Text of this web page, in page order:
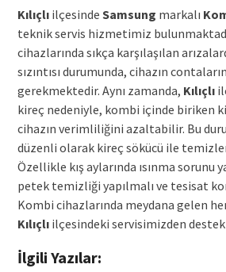
Kılıçlıilçesinde Samsung markalı
teknik servis hizmetimiz
cihazlarında sıkça karşılaşılan
sızıntısı durumunda, cihazın
gerekmektedir. Aynı zamanda, Kılıçlı
kireç nedeniyle, kombi içinde biriken
cihazın verimliliğini azaltabilir. Bu
düzenli olarak kireç sökücü ile
Özellikle kış aylarında ısınma sorunu
petek temizliği yapılmalı ve tesisat
Kombi cihazlarında meydana gelen
Kılıçlıilçesindeki servisimizden
İlgili Yazılar: